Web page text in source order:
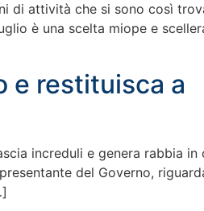
di attività che si sono così
è una scelta miope e
e restituisca a
increduli e genera rabbia in
del Governo,